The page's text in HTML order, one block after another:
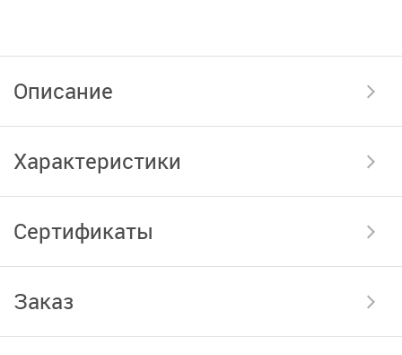
Описание
Характеристики
Сертификаты
Заказ